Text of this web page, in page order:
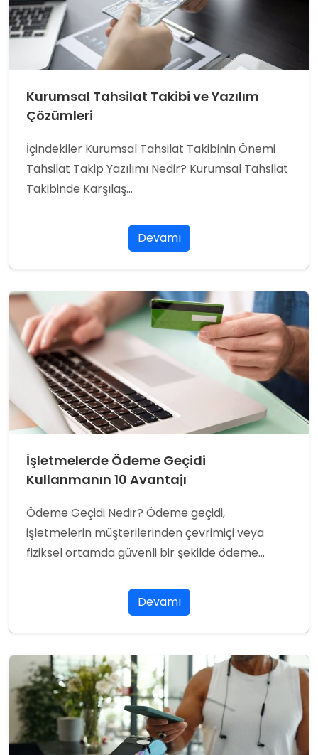
Kurumsal Tahsilat Takibi ve Yazılım
Çözümleri
İçindekiler Kurumsal Tahsilat Takibinin Önemi
Tahsilat Takip Yazılımı Nedir? Kurumsal Tahsilat
Takibinde Karşılaş...
Devamı
İşletmelerde Ödeme Geçidi
Kullanmanın 10 Avantajı
Ödeme Geçidi Nedir? Ödeme geçidi,
işletmelerin müşterilerinden çevrimiçi veya
fiziksel ortamda güvenli bir şekilde ödeme...
Devamı